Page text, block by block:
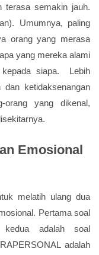
terasa semakin jauh.
Umumnya, paling
orang yang merasa
yang mereka alami
kepada siapa. Lebih
ketidaksenangan
orang yang dikenal,
Emosional
melatih ulang dua
Pertama soal
kedua adalah soal
adalah